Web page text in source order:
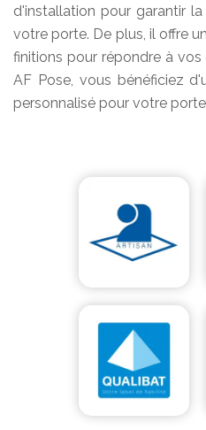
d'installation pour garantir
votre porte. De plus, il offre
finitions pour répondre à
AF Pose, vous bénéficiez
personnalisé pour votre